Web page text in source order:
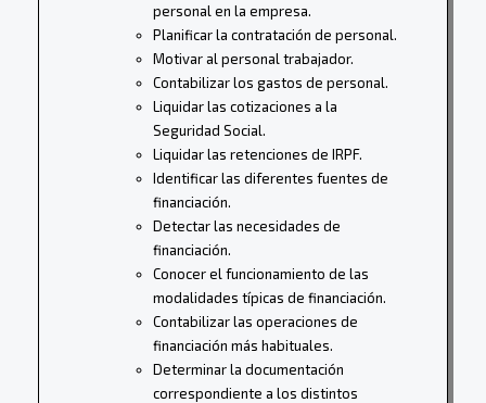
personal en la empresa.
Planificar la contratación de personal.
Motivar al personal trabajador.
Contabilizar los gastos de personal.
Liquidar las cotizaciones a la
Seguridad Social.
Liquidar las retenciones de IRPF.
Identificar las diferentes fuentes de
financiación.
Detectar las necesidades de
financiación.
Conocer el funcionamiento de las
modalidades típicas de financiación.
Contabilizar las operaciones de
financiación más habituales.
Determinar la documentación
correspondiente a los distintos